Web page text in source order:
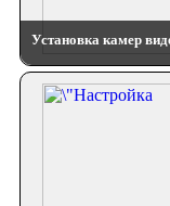
Установка камер